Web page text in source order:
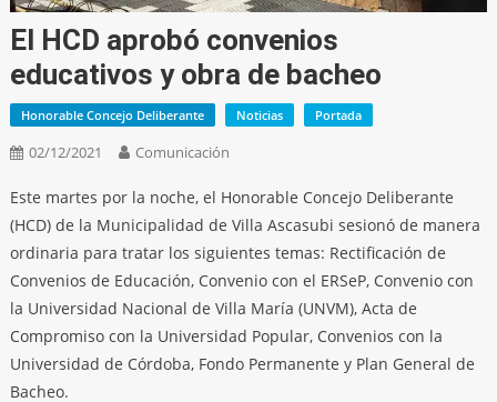
El HCD aprobó convenios
educativos y obra de bacheo
Honorable Concejo Deliberante Noticias Portada
02/12/2021 Comunicación
Este martes por la noche, el Honorable Concejo Deliberante
(HCD) de la Municipalidad de Villa Ascasubi sesionó de manera
ordinaria para tratar los siguientes temas: Rectificación de
Convenios de Educación, Convenio con el ERSeP, Convenio con
la Universidad Nacional de Villa María (UNVM), Acta de
Compromiso con la Universidad Popular, Convenios con la
Universidad de Córdoba, Fondo Permanente y Plan General de
Bacheo.